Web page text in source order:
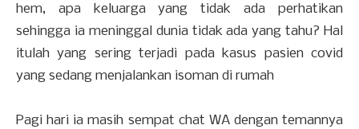
hem, apa keluarga yang tidak ada perhatikan
sehingga ia meninggal dunia tidak ada yang tahu? Hal
itulah yang sering terjadi pada kasus pasien covid
yang sedang menjalankan isoman di rumah
Pagi hari ia masih sempat chat WA dengan temannya